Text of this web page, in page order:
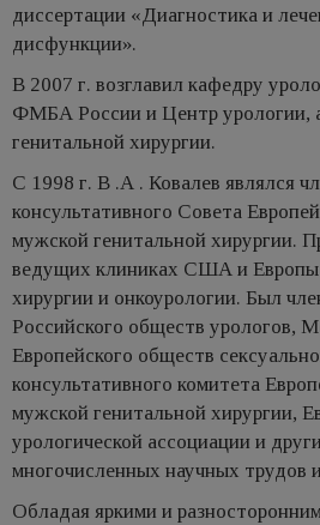
диссертации «Диагностика и
дисфункции».
В 2007 г. возглавил кафедру
ФМБА России и Центр урологии,
генитальной хирургии.
С 1998 г. В .А . Ковалев являлся
консультативного Совета
мужской генитальной хирургии.
ведущих клиниках США и Европы
хирургии и онкоурологии. Был
Российского обществ урологов,
Европейского обществ
консультативного комитета
мужской генитальной хирургии,
урологической ассоциации и
многочисленных научных трудов
Обладая яркими и